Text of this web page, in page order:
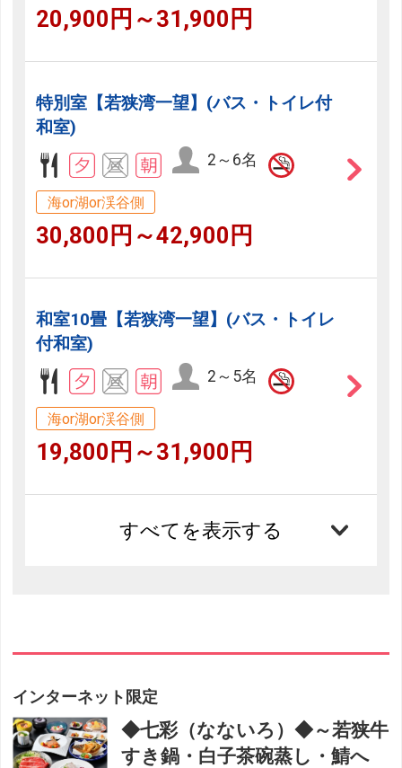
20,900円～31,900円
特別室【若狭湾一望】(バス・トイレ付
和室)
2～6名
海or湖or渓谷側
30,800円～42,900円
和室10畳【若狭湾一望】(バス・トイレ
付和室)
2～5名
海or湖or渓谷側
19,800円～31,900円
すべてを表示する
インターネット限定
◆七彩（なないろ）◆～若狭牛
すき鍋・白子茶碗蒸し・鯖へ